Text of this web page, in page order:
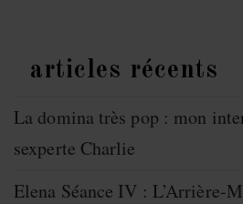
articles récents
La domina très pop : mon
sexperte Charlie
Elena Séance IV : L’Arrière-